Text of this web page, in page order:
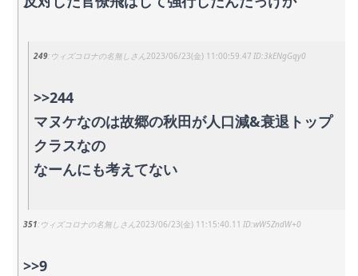
249 ウィズコロナの名無しさん 2023/06/23(金) 11:00:59.47 3kENgGqy0
>>244
マヌケなのは故郷の秋田が人口減&衰退トップ
クラスなの
なーんにも考えてない
351 ウィズコロナの名無しさん 2023/06/23(金) 11:15:40.11 wW5ZndW+0
>>9